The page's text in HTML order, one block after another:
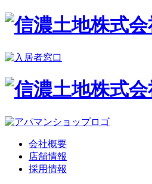
会社概要
店舗情報
採用情報